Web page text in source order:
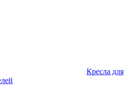
Кресла для